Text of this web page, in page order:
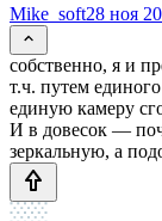
Mike_soft28 ноя
собственно, я и
т.ч. путем
единую камеру
И в довесок —
зеркальную, а